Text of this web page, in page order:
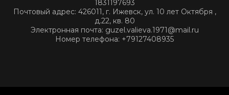
1831197693
Почтовый адрес: 426011, г. Ижевск, ул. 10 лет Октября ,
д.22, кв. 80
Электронная почта: guzel.valieva.1971@mail.ru
Номер телефона: +79127408935